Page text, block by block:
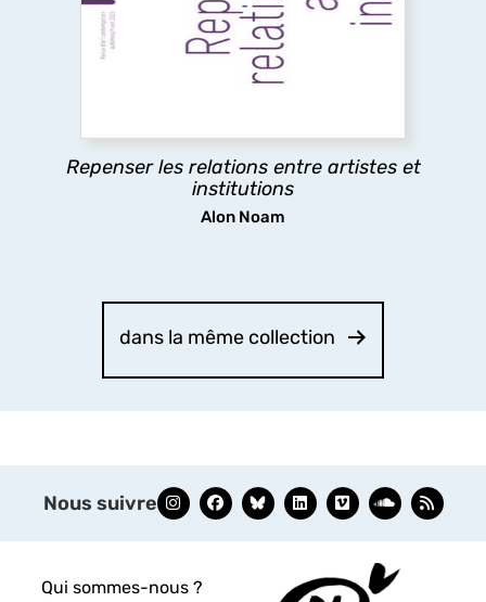
Repenser les relations entre artistes et
institutions
Alon Noam
Ce numéro explore les relations entre artistes et
institutions, en analysant les tensions entre
aspirations artistiques et logiques
institutionnelles, afin de mettre en lumière les
découvrir
dans la même collection
Nous suivre
Qui sommes-nous ?